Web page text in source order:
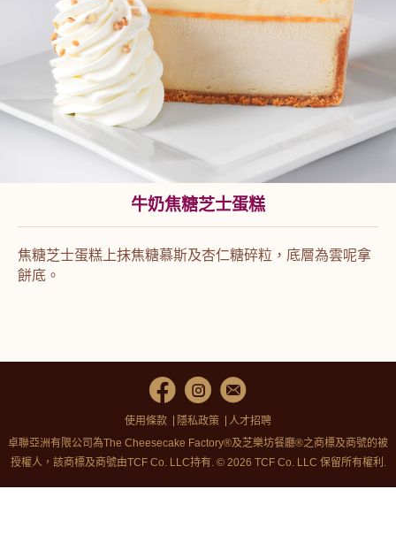
牛奶焦糖芝士蛋糕
焦糖芝士蛋糕上抹焦糖慕斯及杏仁糖碎粒，底層為雲呢拿
餅底。
使用條款 隱私政策
人才招聘
卓聯亞洲有限公司為The Cheesecake Factory®及芝樂坊餐廳®之商標及商號的被
授權人，該商標及商號由TCF Co. LLC持有. © 2026 TCF Co. LLC 保留所有權利.